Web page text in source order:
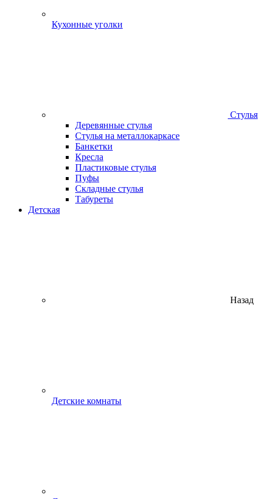
Кухонные уголки
Стулья
Деревянные стулья
Стулья на металлокаркасе
Банкетки
Кресла
Пластиковые стулья
Пуфы
Складные стулья
Табуреты
Детская
Назад
Детские комнаты